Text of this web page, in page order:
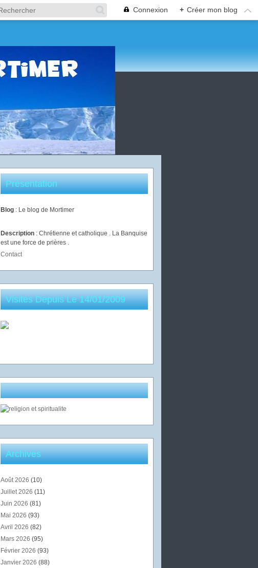
Connexion + Créer mon blog
Présentation
Blog : Le blog de Mortimer
Description : Chrétienne et catholique . La Banquise
est une force de prières .
Contact
Visites Depuis Le 14/01/2009
Archives
Août 2026 (10)
Juillet 2026 (11)
Juin 2026 (81)
Mai 2026 (93)
Avril 2026 (82)
Mars 2026 (95)
Février 2026 (93)
Janvier 2026 (88)